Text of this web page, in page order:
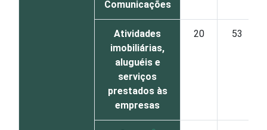
Comunicações
Atividades
imobiliárias,
aluguéis e
serviços
prestados às
empresas
20 53